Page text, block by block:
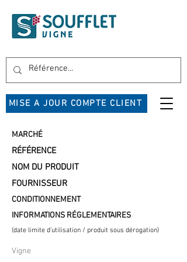
MISE A JOUR COMPTE CLIENT
MARCHÉ
RÉFÉRENCE
NOM DU PRODUIT
FOURNISSEUR
CONDITIONNEMENT
INFORMATIONS RÉGLEMENTAIRES
(date limite d'utilisation / produit sous dérogation)
Vigne